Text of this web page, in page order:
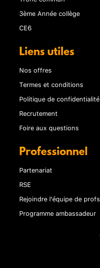
3ème Année collège
CE6
Liens utiles
Nos offres
Termes et conditions
Politique de confidentialité
Recrutement
Foire aux questions
Professionnel
Partenariat
RSE
Rejoindre l'équipe de profs
Programme ambassadeur